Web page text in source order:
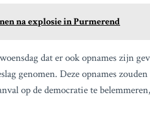
na explosie in Purmerend
dat er ook opnames zijn
genomen. Deze opnames
op de democratie te